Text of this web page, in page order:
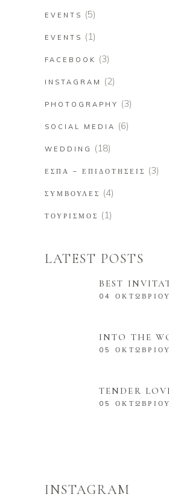
EVENTS (5)
EVENTS (1)
FACEBOOK (3)
INSTAGRAM (2)
PHOTOGRAPHY (3)
SOCIAL MEDIA (6)
WEDDING (18)
ΕΣΠΑ – ΕΠΙΔΟΤΉΣΕΙΣ (3)
ΣΥΜΒΟΥΛΈΣ (4)
ΤΟΥΡΙΣΜΌΣ (1)
LATEST POSTS
BEST
04
INTO THE
05
TENDER
05
INSTAGRAM